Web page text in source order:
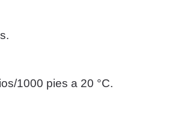
1000 pies a 20 °C.